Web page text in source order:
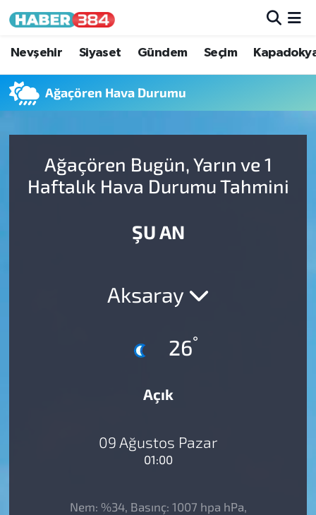
Nevşehir Siyaset Gündem Seçim
Ağaçören Hava Durumu
Ağaçören Bugün, Yarın ve 1
Haftalık Hava Durumu Tahmini
ŞU AN
Aksaray
26°
Açık
09 Ağustos Pazar
01:00
Nem: %34, Basınç: 1007 hpa hPa,
Nöbetçi Eczaneler
Hava Durumu
Süper Lig Puan Durumu ve Fikstür
Tüm Manşetler
Son Dakika Haberleri